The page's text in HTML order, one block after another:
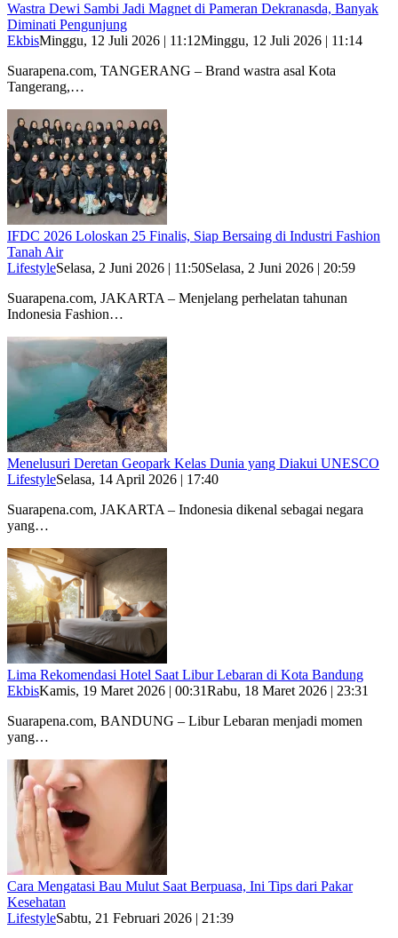
Wastra Dewi Sambi Jadi Magnet di Pameran Dekranasda, Banyak
Diminati Pengunjung
EkbisMinggu, 12 Juli 2026 | 11:12Minggu, 12 Juli 2026 | 11:14
Suarapena.com, TANGERANG – Brand wastra asal Kota
Tangerang,…
IFDC 2026 Loloskan 25 Finalis, Siap Bersaing di Industri Fashion
Tanah Air
LifestyleSelasa, 2 Juni 2026 | 11:50Selasa, 2 Juni 2026 | 20:59
Suarapena.com, JAKARTA – Menjelang perhelatan tahunan
Indonesia Fashion…
Menelusuri Deretan Geopark Kelas Dunia yang Diakui UNESCO
LifestyleSelasa, 14 April 2026 | 17:40
Suarapena.com, JAKARTA – Indonesia dikenal sebagai negara
yang…
Lima Rekomendasi Hotel Saat Libur Lebaran di Kota Bandung
EkbisKamis, 19 Maret 2026 | 00:31Rabu, 18 Maret 2026 | 23:31
Suarapena.com, BANDUNG – Libur Lebaran menjadi momen
yang…
Cara Mengatasi Bau Mulut Saat Berpuasa, Ini Tips dari Pakar
Kesehatan
LifestyleSabtu, 21 Februari 2026 | 21:39